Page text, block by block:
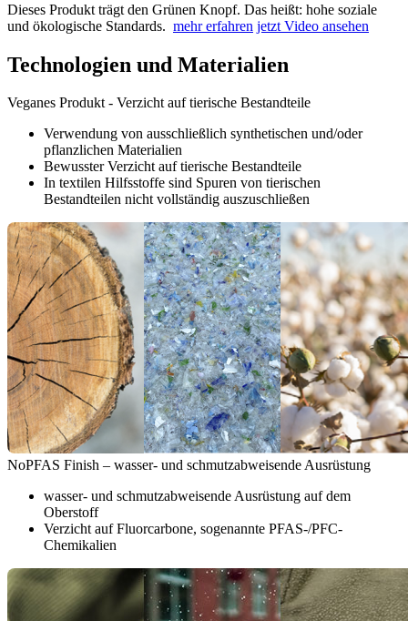
Dieses Produkt trägt den Grünen Knopf. Das heißt: hohe soziale
und ökologische Standards. mehr erfahren jetzt Video ansehen
Technologien und Materialien
Veganes Produkt - Verzicht auf tierische Bestandteile
Verwendung von ausschließlich synthetischen und/oder
pflanzlichen Materialien
Bewusster Verzicht auf tierische Bestandteile
In textilen Hilfsstoffe sind Spuren von tierischen
Bestandteilen nicht vollständig auszuschließen
NoPFAS Finish – wasser- und schmutzabweisende Ausrüstung
wasser- und schmutzabweisende Ausrüstung auf dem
Oberstoff
Verzicht auf Fluorcarbone, sogenannte PFAS-/PFC-
Chemikalien